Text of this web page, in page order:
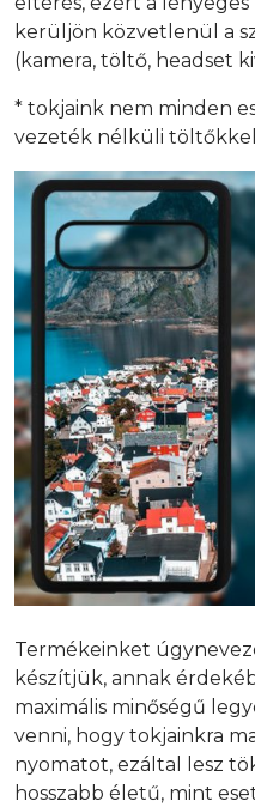
kerüljön közvetlenül a
(kamera, töltő, headset
* tokjaink nem minden
vezeték nélküli töltőkkel
Termékeinket
készítjük, annak
maximális minőségű
venni, hogy tokjainkra
nyomatot, ezáltal lesz
hosszabb életű, mint